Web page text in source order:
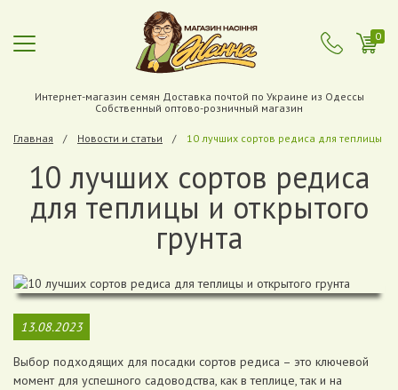
0
Интернет-магазин семян Доставка почтой по Украине из Одессы
Собственный оптово-розничный магазин
Главная Новости и статьи 10 лучших сортов редиса для теплицы и
10 лучших сортов редиса
для теплицы и открытого
грунта
13.08.2023
Выбор подходящих для посадки сортов редиса – это ключевой
момент для успешного садоводства, как в теплице, так и на